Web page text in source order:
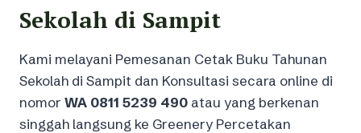
Sekolah di Sampit
Kami melayani Pemesanan Cetak Buku Tahunan
Sekolah di Sampit dan Konsultasi secara online di
nomorWA 0811 5239 490 atau yang berkenan
singgah langsung ke Greenery Percetakan